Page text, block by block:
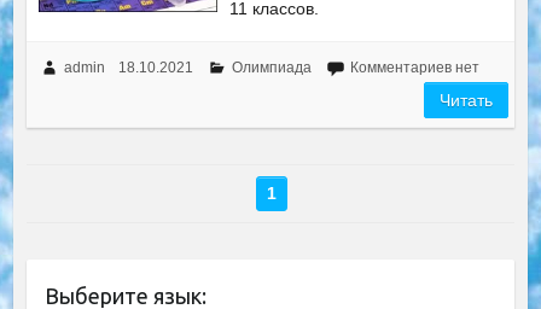
11 классов.
admin 18.10.2021 Олимпиада Комментариев нет
Читать
1
Выберите язык: